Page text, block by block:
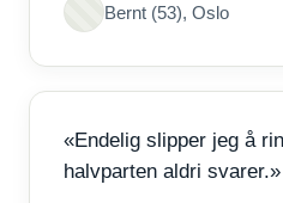
Bernt (53), Oslo
«Endelig slipper jeg å
halvparten aldri svarer.»